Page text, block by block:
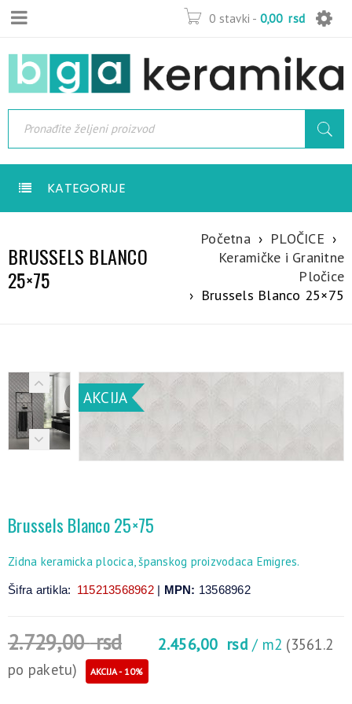
0 stavki - 0,00 rsd
KATEGORIJE
BRUSSELS BLANCO
25×75
Početna › PLOČICE ›
Keramičke i Granitne
Pločice
› Brussels Blanco 25×75
AKCIJA
Brussels Blanco 25×75
Zidna keramicka plocica, španskog proizvodaca Emigres.
Šifra artikla: 115213568962| MPN: 13568962
2.729,00rsd 2.456,00 rsd / m2 (3561.2
po paketu)
AKCIJA - 10%